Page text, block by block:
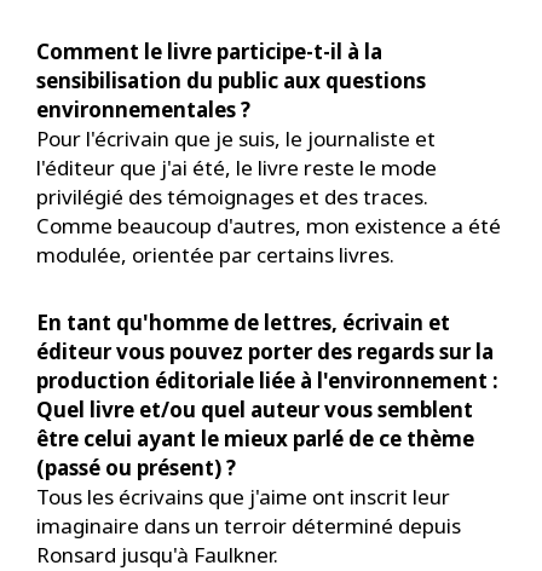
Comment le livre participe-t-il à la
sensibilisation du public aux questions
environnementales ?
Pour l'écrivain que je suis, le journaliste et
l'éditeur que j'ai été, le livre reste le mode
privilégié des témoignages et des traces.
Comme beaucoup d'autres, mon existence a été
modulée, orientée par certains livres.
En tant qu'homme de lettres, écrivain et
éditeur vous pouvez porter des regards sur la
production éditoriale liée à l'environnement :
Quel livre et/ou quel auteur vous semblent
être celui ayant le mieux parlé de ce thème
(passé ou présent) ?
Tous les écrivains que j'aime ont inscrit leur
imaginaire dans un terroir déterminé depuis
Ronsard jusqu'à Faulkner.